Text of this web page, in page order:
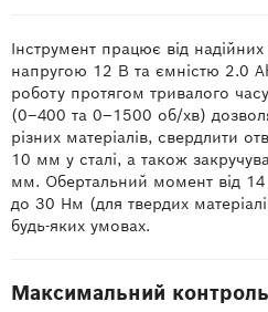
Інструмент працює від надійних
напругою 12 В та ємністю 2.0
роботу протягом тривалого
(0–400 та 0–1500 об/хв)
різних матеріалів, свердлити
10 мм у сталі, а також
мм. Обертальний момент від
до 30 Нм (для твердих
будь-яких умовах.
Максимальний контроль